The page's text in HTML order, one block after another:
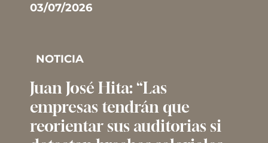
03/07/2026
NOTICIA
Juan José Hita: “Las
empresas tendrán que
reorientar sus auditorias si